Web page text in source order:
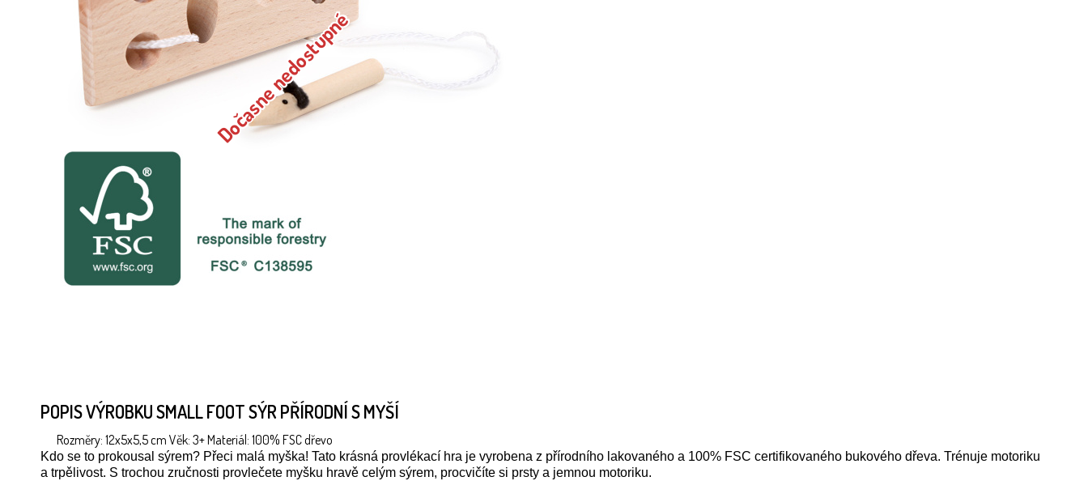
Dočasne nedostupné
POPIS VÝROBKU SMALL FOOT SÝR PŘÍRODNÍ S MYŠÍ
Rozměry: 12x5x5,5 cm Věk: 3+ Materiál: 100% FSC dřevo
Kdo se to prokousal sýrem? Přeci malá myška! Tato krásná provlékací hra je vyrobena z přírodního lakovaného a 100% FSC certifikovaného bukového dřeva. Trénuje motoriku
a trpělivost. S trochou zručnosti provlečete myšku hravě celým sýrem, procvičíte si prsty a jemnou motoriku.